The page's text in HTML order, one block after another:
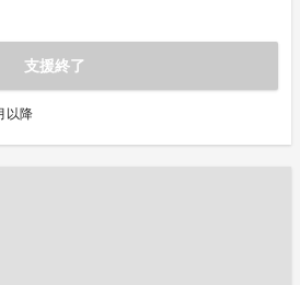
支援終了
以降